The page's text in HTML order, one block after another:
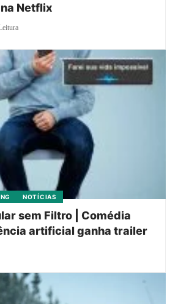
Netflix
NOTÍCIAS
sem Filtro | Comédia
artificial ganha trailer